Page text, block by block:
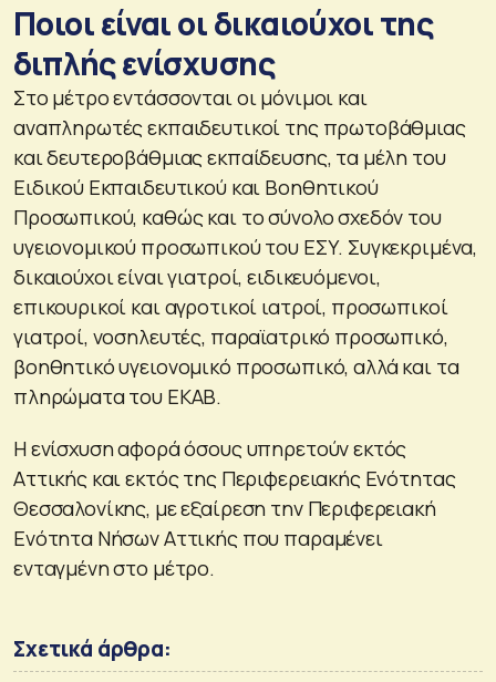
Ποιοι είναι οι δικαιούχοι της
διπλής ενίσχυσης
Στο μέτρο εντάσσονται οι μόνιμοι και
αναπληρωτές εκπαιδευτικοί της πρωτοβάθμιας
και δευτεροβάθμιας εκπαίδευσης, τα μέλη του
Ειδικού Εκπαιδευτικού και Βοηθητικού
Προσωπικού, καθώς και το σύνολο σχεδόν του
υγειονομικού προσωπικού του ΕΣΥ. Συγκεκριμένα,
δικαιούχοι είναι γιατροί, ειδικευόμενοι,
επικουρικοί και αγροτικοί ιατροί, προσωπικοί
γιατροί, νοσηλευτές, παραϊατρικό προσωπικό,
βοηθητικό υγειονομικό προσωπικό, αλλά και τα
πληρώματα του ΕΚΑΒ.
Η ενίσχυση αφορά όσους υπηρετούν εκτός
Αττικής και εκτός της Περιφερειακής Ενότητας
Θεσσαλονίκης, με εξαίρεση την Περιφερειακή
Ενότητα Νήσων Αττικής που παραμένει
ενταγμένη στο μέτρο.
Σχετικά άρθρα: